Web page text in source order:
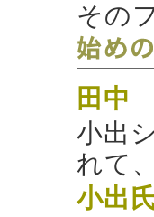
その
田中
小出
れて
小出